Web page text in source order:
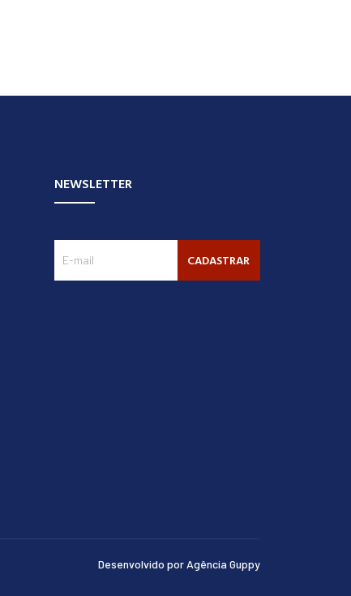
NEWSLETTER
CADASTRAR
Desenvolvido por Agência Guppy